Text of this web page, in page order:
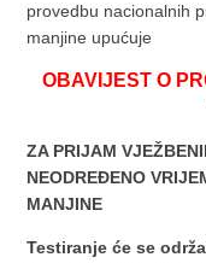
provedbu nacionalnih
manjine upućuje
OBAVIJEST O
ZA PRIJAM
NEODREĐENO
MANJINE
Testiranje će se